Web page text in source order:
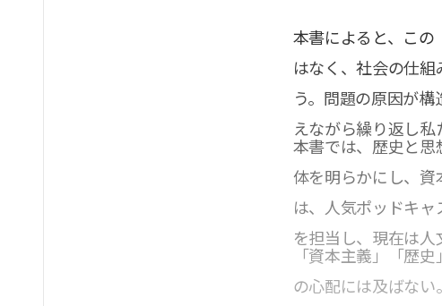
本書によると、こ
はなく、社会の仕
う。問題の原因が
えながら繰り返し私
本書では、歴史と
体を明らかにし、
は、人気ポッドキ
を担当し、現在は人
「資本主義」「歴
の心配には及ばな